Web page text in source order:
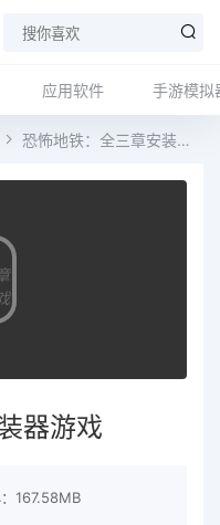
应用软件 手游模拟
恐怖地铁：全三章安装器游戏
器游戏
167.58MB